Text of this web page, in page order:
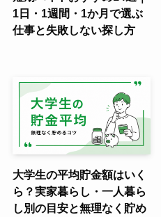
1日・1週間・1か月で選ぶ
仕事と失敗しない探し方
大学生の平均貯金額はいく
ら？実家暮らし・一人暮ら
し別の目安と無理なく貯め